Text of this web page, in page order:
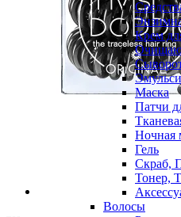
Крем
Маска
Патчи
Ночная
Гель
Скраб,
Тонер,
Волосы